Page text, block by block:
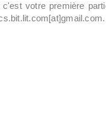
votre première